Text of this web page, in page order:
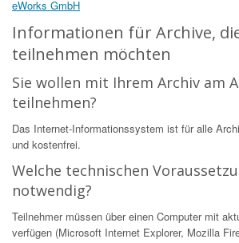
eWorks GmbH
Informationen für Archive,
teilnehmen möchten
Sie wollen mit Ihrem Archiv am
teilnehmen?
Das Internet-Informationssystem ist für alle
und kostenfrei.
Welche technischen
notwendig?
Teilnehmer müssen über einen Computer mit
verfügen (Microsoft Internet Explorer, Mozilla